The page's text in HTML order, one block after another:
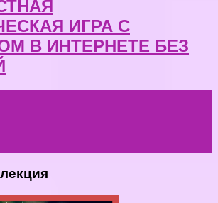
ИГРА С
В ИНТЕРНЕТЕ БЕЗ